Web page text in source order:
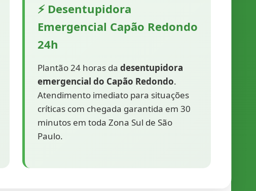
⚡ Desentupidora
Emergencial Capão Redondo
24h
Plantão 24 horas dadesentupidora
emergencial do Capão Redondo.
Atendimento imediato para situações
críticas com chegada garantida em 30
minutos em toda Zona Sul de São
Paulo.